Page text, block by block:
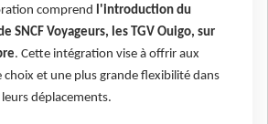
comprend l'introduction du
SNCF Voyageurs, les TGV Ouigo, sur
. Cette intégration vise à offrir aux
choix et une plus grande flexibilité dans
déplacements.